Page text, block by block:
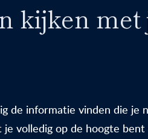
kijken met
de informatie vinden die je
volledig op de hoogte